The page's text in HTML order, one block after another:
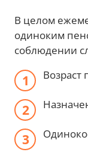
В целом
одиноким
соблюдении
Возраст